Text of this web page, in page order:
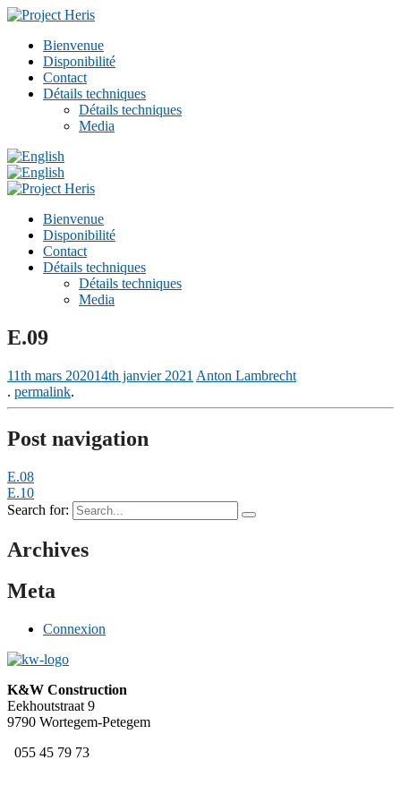
Bienvenue
Disponibilité
Contact
Détails techniques
Détails techniques
Media
Bienvenue
Disponibilité
Contact
Détails techniques
Détails techniques
Media
E.09
11th mars 202014th janvier 2021 Anton Lambrecht
. permalink.
Post navigation
E.08
E.10
Search for:
Archives
Meta
Connexion
K&W Construction
Eekhoutstraat 9
9790 Wortegem-Petegem
055 45 79 73